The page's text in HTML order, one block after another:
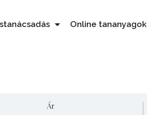
Online tananyagok
Ár